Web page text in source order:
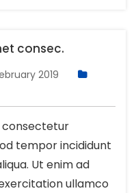
consec.
2019
consectetur
tempor incididunt
Ut enim ad
ullamco